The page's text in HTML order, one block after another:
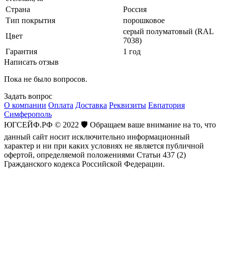
Страна
Россия
Тип покрытия
порошковое
Цвет
cерый полуматовый (RAL
7038)
Гарантия
1 год
Написать отзыв
Пока не было вопросов.
Задать вопрос
О компании Оплата Доставка Реквизиты Евпатория
Симферополь
ЮГСЕЙФ.РФ © 2022 🛡️ Обращаем ваше внимание на то, что
данный сайт носит исключительно информационный
характер и ни при каких условиях не является публичной
офертой, определяемой положениями Статьи 437 (2)
Гражданского кодекса Российской Федерации.